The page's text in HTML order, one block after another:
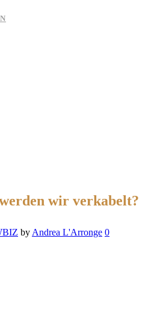
wir verkabelt?
by Andrea L'Arronge 0